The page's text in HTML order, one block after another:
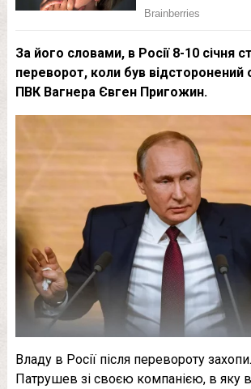
За його словами, в Росії 8-10 січня
переворот, коли був відсторонений
ПВК Вагнера Євген Пригожин.
Владу в Росії після перевороту
Патрушев зі своєю компанією, в яку